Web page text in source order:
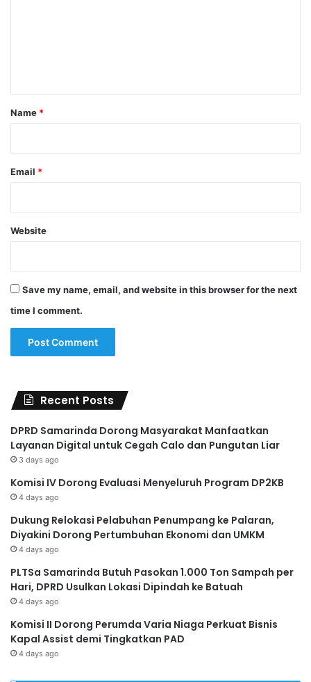
*
Name *
Email *
Website
Save my name, email, and website in this browser for the next
time I comment.
Recent Posts
DPRD Samarinda Dorong Masyarakat Manfaatkan
Layanan Digital untuk Cegah Calo dan Pungutan Liar
3 days ago
Komisi IV Dorong Evaluasi Menyeluruh Program DP2KB
4 days ago
Dukung Relokasi Pelabuhan Penumpang ke Palaran,
Diyakini Dorong Pertumbuhan Ekonomi dan UMKM
4 days ago
PLTSa Samarinda Butuh Pasokan 1.000 Ton Sampah per
Hari, DPRD Usulkan Lokasi Dipindah ke Batuah
4 days ago
Komisi II Dorong Perumda Varia Niaga Perkuat Bisnis
Kapal Assist demi Tingkatkan PAD
4 days ago